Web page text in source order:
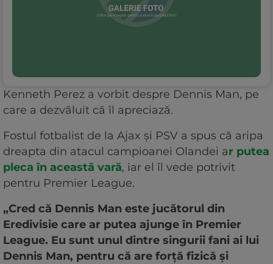
Kenneth Perez a vorbit despre Dennis Man, pe
care a dezvăluit că îl apreciază.
Fostul fotbalist de la Ajax și PSV a spus că aripa
dreapta din atacul campioanei Olandei ar putea
pleca în această vară, iar el îl vede potrivit
pentru Premier League.
„Cred că Dennis Man este jucătorul din
Eredivisie care ar putea ajunge în Premier
League. Eu sunt unul dintre singurii fani ai lui
Dennis Man, pentru că are forță fizică și